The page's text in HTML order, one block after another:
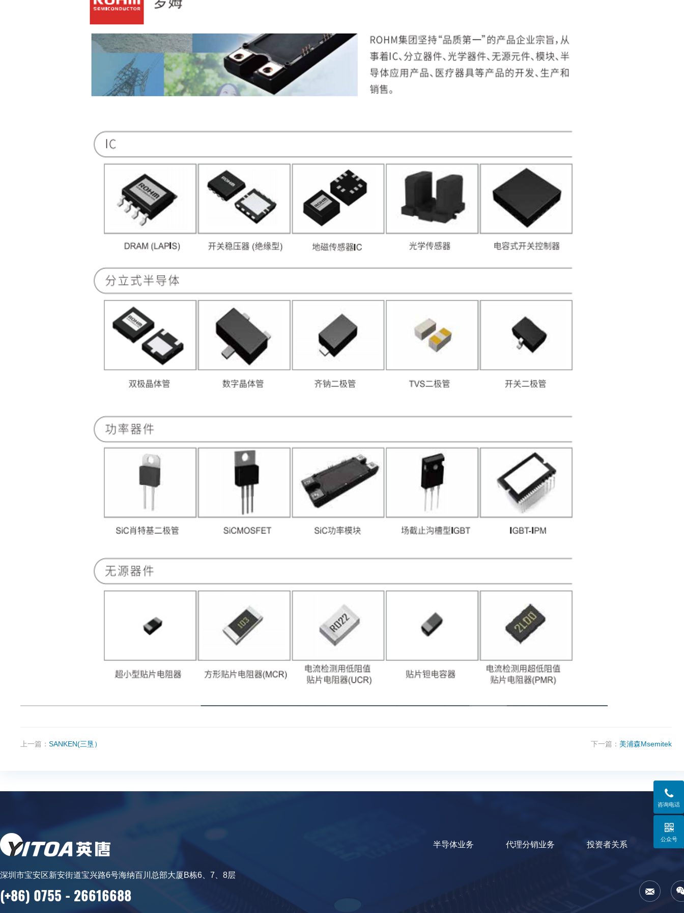
上一篇： SANKEN(三垦） 下一篇： 美浦森Msemitek
深圳市宝安区新安街道宝兴路6号海纳百川总部大厦B栋6、7、8层
(+86) 0755 - 26616688
半导体业务 代理分销业务 投资者关系 关于

咨询电话

公众号